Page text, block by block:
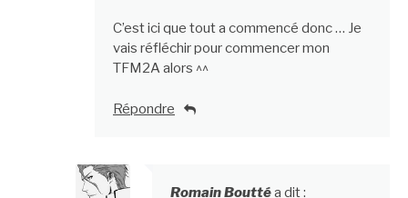
C’est ici que tout a commencé donc … Je
vais réfléchir pour commencer mon
TFM2A alors ^^
Répondre
Romain Bouttéa dit :